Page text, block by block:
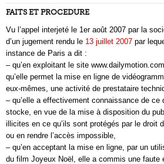
FAITS ET PROCEDURE
Vu l’appel interjeté le 1er août 2007 par la
d’un jugement rendu le 13 juillet 2007 par
instance de Paris a dit :
– qu’en exploitant le site
qu’elle permet la mise en ligne de
eux-mêmes, une activité de prestataire
– qu’elle a effectivement connaissance de ce
stocke, en vue de la mise à disposition du
illicites en ce qu’ils sont protégés par le droit
ou en rendre l’accès impossible,
– qu’en acceptant la mise en ligne, par un
du film Joyeux Noël, elle a commis une faute